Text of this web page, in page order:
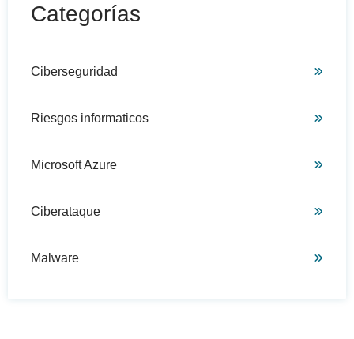
Categorías
Ciberseguridad
Riesgos informaticos
Microsoft Azure
Ciberataque
Malware